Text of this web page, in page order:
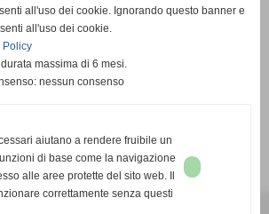
eccellenza piemonte
- Semifinali
07-2022 / 12-08-2023
all'uso dei cookie. Ignorando questo banner e
all'uso dei cookie.
Policy
massima di 6 mesi.
nessun consenso
aiutano a rendere fruibile un
di base come la navigazione
alle aree protette del sito web. Il
correttamente senza questi